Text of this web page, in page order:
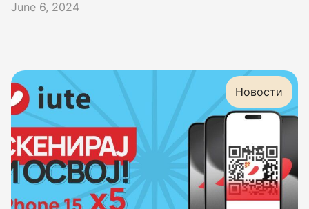
June 6, 2024
Новости